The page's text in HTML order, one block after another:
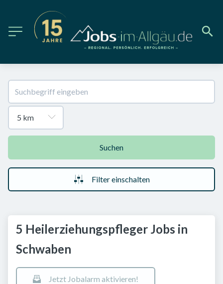
Suchen
Filter einschalten
5 Heilerziehungspfleger Jobs in
Schwaben
Jetzt Jobalarm aktivieren!